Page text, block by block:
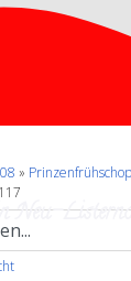
Neu-
»